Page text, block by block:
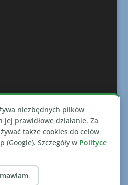
Elegant Themes
niezbędnych plików
jej prawidłowe działanie. Za
także cookies do celów
(Google). Szczegóły w Polityce